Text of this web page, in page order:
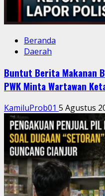
Beranda
Daerah
Buntut Berita Makanan
PWK Minta Wartawan
KamiluProb01 5 Agustus